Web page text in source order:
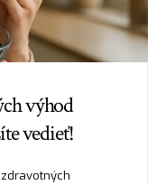
výhod
vedieť!